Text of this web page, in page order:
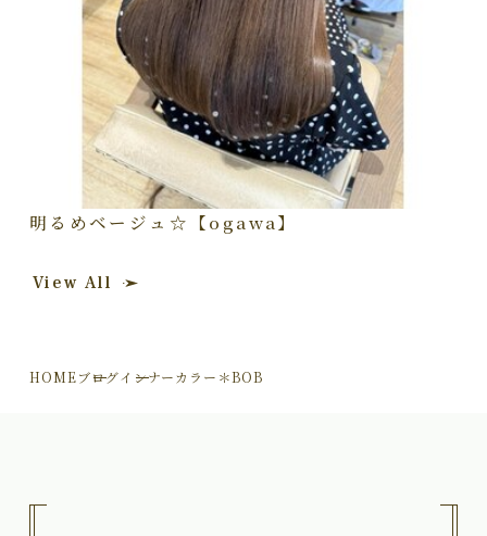
明るめベージュ☆【ogawa】
View All
HOMEブログインナーカラー＊BOB